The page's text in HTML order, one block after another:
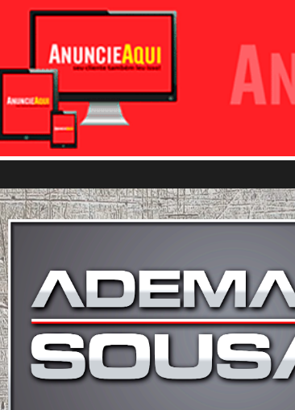
Pular para o conteúdo principal